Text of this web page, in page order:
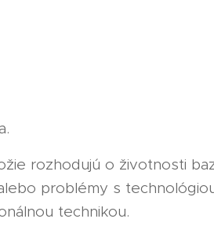
rozhodujú o životnosti
problémy s
technikou.